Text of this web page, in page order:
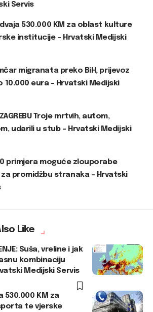
Servis
530.000 KM za oblast kulture
institucije – Hrvatski Medijski
migranata preko BiH, prijevoz
10.000 eura – Hrvatski Medijski
ZAGREBU Troje mrtvih, autom,
udarili u stub – Hrvatski Medijski
primjera moguće zlouporabe
promidžbu stranaka – Hrvatski
Like
Suša, vreline i jak
kombinaciju
Medijski Servis
530.000 KM za
te vjerske